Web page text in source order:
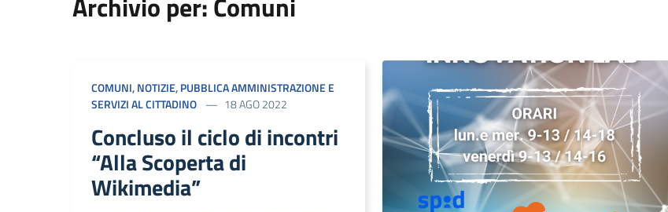
COMUNI,NOTIZIE,PUBBLICA AMMINISTRAZIONE E
SERVIZI AL CITTADINO
18 AGO 2022
Concluso il ciclo di incontri
“Alla Scoperta di
Wikimedia”